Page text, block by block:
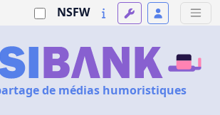
NSFW
de médias humoristiques